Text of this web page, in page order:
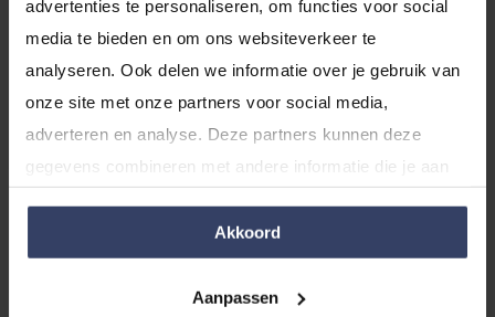
advertenties te personaliseren, om functies voor social
media te bieden en om ons websiteverkeer te
analyseren. Ook delen we informatie over je gebruik van
onze site met onze partners voor social media,
adverteren en analyse. Deze partners kunnen deze
gegevens combineren met andere informatie die je aan
van jouw gebruik van hun services.
Akkoord
Aanpassen
deskundige experts zit klaar om je direct te
helpen via telefoon, WhatsApp, e-mail of de
kennisbank. We helpen je snel en lopen elke
stap met je door. Van begin tot succes!
Prijzen voor ondernemers